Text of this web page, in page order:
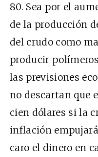
80. Sea por el
de la producción
del crudo como
producir
las previsiones
no descartan que
cien dólares si la
inflación
caro el dinero en